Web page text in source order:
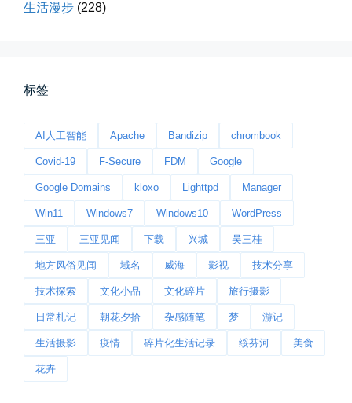
📅 03-31 22:37👤 Zairun
桃花乱落如红雨
李贺“桃花乱落如红雨”与纳兰性...
📅 03-22 09:31👤 Zairun
今日春分
生活漫步 (228)
标签
AI人工智能 Apache Bandizip chrombook
Covid-19 F-Secure FDM Google
Google Domains kloxo Lighttpd Manager
Win11 Windows7 Windows10 WordPress
三亚 三亚见闻 下载 兴城 吴三桂
地方风俗见闻 域名 威海 影视 技术分享
技术探索 文化小品 文化碎片 旅行摄影
日常札记 朝花夕拾 杂感随笔 梦 游记
生活摄影 疫情 碎片化生活记录 绥芬河 美食
花卉